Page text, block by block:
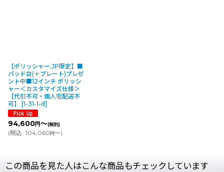
【ポリッシャー.JP限定】■
パッド台(＋プレート)プレゼ
ント中■12インチ ポリッシ
ャー＜カスタマイズ仕様＞
【代引不可・個人宅配送不
可】
[1-31-1-d]
94,600円～(税別)
(税込: 104,060円～)
この商品を見た人はこんな商品もチェックしています